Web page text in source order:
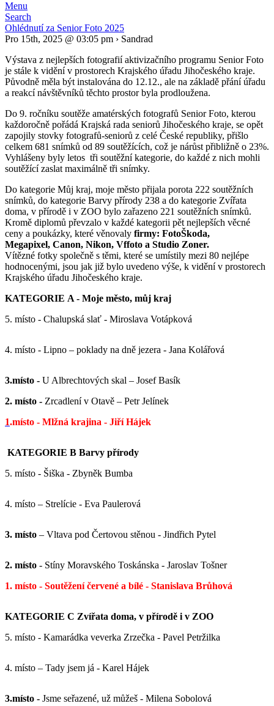
Menu
Search
Ohlédnutí za Senior Foto 2025
Pro 15th, 2025 @ 03:05 pm › Sandrad
Výstava z nejlepších fotografií aktivizačního programu Senior Foto
je stále k vidění v prostorech Krajského úřadu Jihočeského kraje.
Původně měla být instalována do 12.12., ale na základě přání úřadu
a reakcí návštěvníků těchto prostor byla prodloužena.
Do 9. ročníku soutěže amatérských fotografů Senior Foto, kterou
každoročně pořádá Krajská rada seniorů Jihočeského kraje, se opět
zapojily stovky fotografů-seniorů z celé České republiky, přišlo
celkem 681 snímků od 89 soutěžících, což je nárůst přibližně o 23%.
Vyhlášeny byly letos tři soutěžní kategorie, do každé z nich mohli
soutěžící zaslat maximálně tři snímky.
Do kategorie Můj kraj, moje město přijala porota 222 soutěžních
snímků, do kategorie Barvy přírody 238 a do kategorie Zvířata
doma, v přírodě i v ZOO bylo zařazeno 221 soutěžních snímků.
Kromě diplomů převzalo v každé kategorii pět nejlepších věcné
ceny a poukázky, které věnovaly firmy: FotoŠkoda,
Megapixel, Canon, Nikon, Vffoto a Studio Zoner.
Vítězné fotky společně s těmi, které se umístily mezi 80 nejlépe
hodnocenými, jsou jak již bylo uvedeno výše, k vidění v prostorech
Krajského úřadu Jihočeského kraje.
KATEGORIE A - Moje město, můj kraj
5. místo - Chalupská slať - Miroslava Votápková
4. místo - Lipno – poklady na dně jezera - Jana Kolářová
3.místo - U Albrechtových skal – Josef Basík
2. místo - Zrcadlení v Otavě – Petr Jelínek
1.místo - Mlžná krajina - Jiří Hájek
KATEGORIE B Barvy přírody
5. místo - Šiška - Zbyněk Bumba
4. místo – Strelície - Eva Paulerová
3. místo – Vltava pod Čertovou stěnou - Jindřich Pytel
2. místo - Stíny Moravského Toskánska - Jaroslav Tošner
1. místo - Soutěžení červené a bílé - Stanislava Brůhová
KATEGORIE C Zvířata doma, v přírodě i v ZOO
5. místo - Kamarádka veverka Zrzečka - Pavel Petržilka
4. místo – Tady jsem já - Karel Hájek
3.místo - Jsme seřazené, už můžeš - Milena Sobolová